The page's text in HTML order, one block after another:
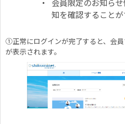
知を確認することが
①正常にログインが完了すると、会
が表示されます。